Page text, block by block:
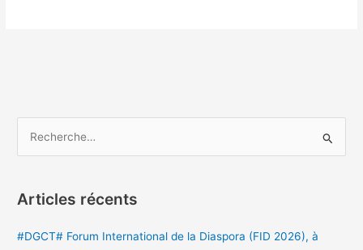
h
Articles récents
#DGCT# Forum International de la Diaspora (FID 2026), à